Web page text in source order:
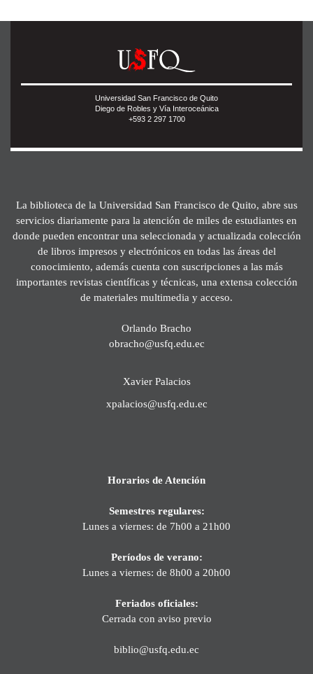
Universidad San Francisco de Quito
Diego de Robles y Vía Interoceánica
+593 2 297 1700
La biblioteca de la Universidad San Francisco de Quito, abre sus
servicios diariamente para la atención de miles de estudiantes en
donde pueden encontrar una seleccionada y actualizada colección
de libros impresos y electrónicos en todas las áreas del
conocimiento, además cuenta con suscripciones a las más
importantes revistas científicas y técnicas, una extensa colección
de materiales multimedia y acceso.
Orlando Bracho
obracho@usfq.edu.ec
Xavier Palacios
xpalacios@usfq.edu.ec
Horarios de Atención
Semestres regulares:
Lunes a viernes: de 7h00 a 21h00
Períodos de verano:
Lunes a viernes: de 8h00 a 20h00
Feriados oficiales:
Cerrada con aviso previo
biblio@usfq.edu.ec